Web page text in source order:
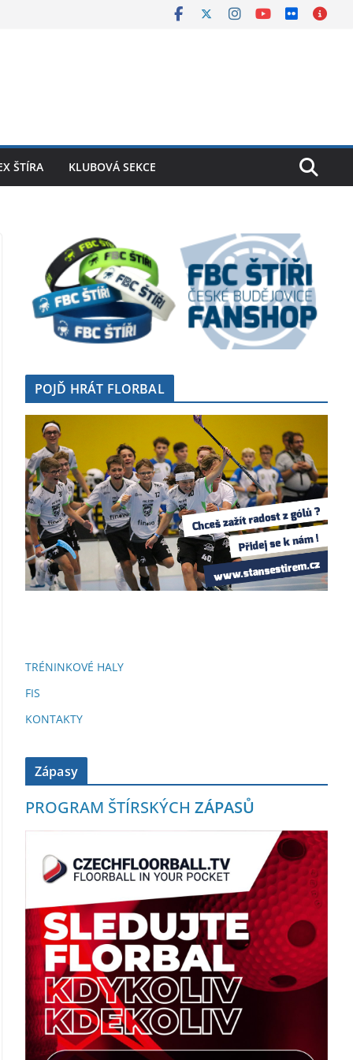
ŠTÍRA KLUBOVÁ SEKCE
POJĎ HRÁT FLORBAL
TRÉNINKOVÉ HALY
FIS
KONTAKTY
Zápasy
PROGRAM ŠTÍRSKÝCH ZÁPASŮ